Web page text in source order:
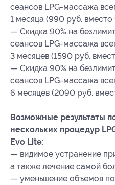
сеансов LPG-массажа
1 месяца (990 руб.
— Скидка 90% на
сеансов LPG-массажа
3 месяцев (1590 руб.
— Скидка 90% на
сеансов LPG-массажа
6 месяцев (2090 руб.
Возможные результаты
нескольких процедур
Evo Lite:
— видимое устранение
а также лечение самой
— уменьшение объемов